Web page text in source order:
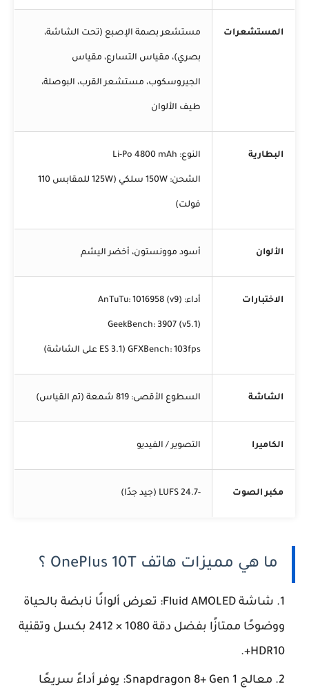
المستشعرات مستشعر بصمة الإصبع (تحت الشاشة،
بصري)، مقياس التسارع، مقياس
الجيروسكوب، مستشعر القرب، البوصلة،
طيف الألوان
البطارية النوع: Li-Po 4800 mAh
الشحن: 150W سلكي (125W للمقابس 110
فولت)
الألوان أسود موونستون، أخضر اليشم
الاختبارات أداء: AnTuTu: 1016958 (v9)
GeekBench: 3907 (v5.1)
GFXBench: 103fps (ES 3.1 على الشاشة)
الشاشة السطوع الأقصى: 819 شمعة (تم القياس)
الكاميرا التصوير / الفيديو
مكبر الصوت -24.7 LUFS (جيد جدًا)
ما هي مميزات هاتف OnePlus 10T ؟
شاشة Fluid AMOLED: تعرض ألوانًا نابضة بالحياة
ووضوحًا ممتازًا بفضل دقة 1080 × 2412 بكسل وتقنية
HDR10+.
معالج Snapdragon 8+ Gen 1: يوفر أداءً سريعًا